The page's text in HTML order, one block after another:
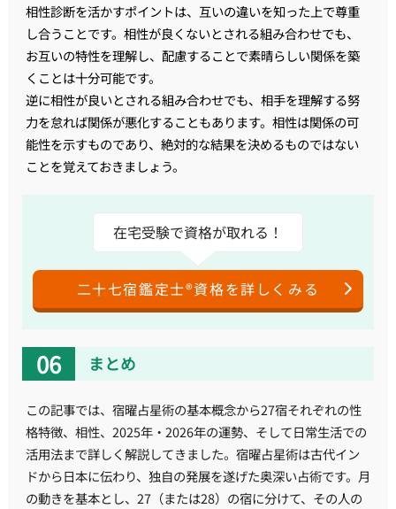
相性診断を活かすポイントは、互いの違いを知った上で尊重
し合うことです。相性が良くないとされる組み合わせでも、
お互いの特性を理解し、配慮することで素晴らしい関係を築
くことは十分可能です。
逆に相性が良いとされる組み合わせでも、相手を理解する努
力を怠れば関係が悪化することもあります。相性は関係の可
能性を示すものであり、絶対的な結果を決めるものではない
ことを覚えておきましょう。
在宅受験で資格が取れる！
二十七宿鑑定士®資格を詳しくみる
まとめ
この記事では、宿曜占星術の基本概念から27宿それぞれの性
格特徴、相性、2025年・2026年の運勢、そして日常生活での
活用法まで詳しく解説してきました。宿曜占星術は古代イン
ドから日本に伝わり、独自の発展を遂げた奥深い占術です。月
の動きを基本とし、27（または28）の宿に分けて、その人の